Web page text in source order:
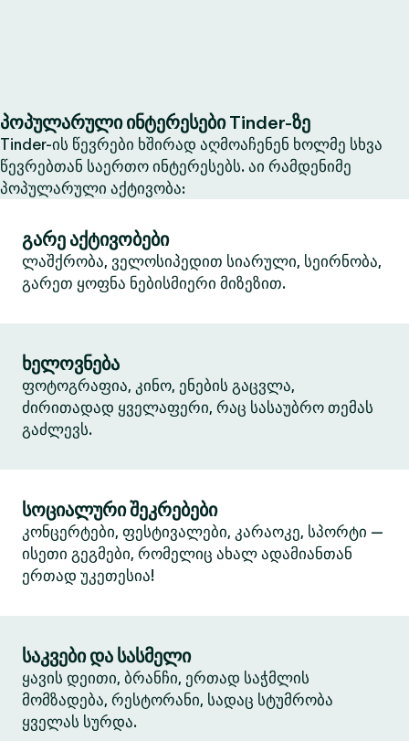
პოპულარული ინტერესები Tinder-ზე
Tinder-ის წევრები ხშირად აღმოაჩენენ ხოლმე სხვა
წევრებთან საერთო ინტერესებს. აი რამდენიმე
პოპულარული აქტივობა:
გარე აქტივობები
ლაშქრობა, ველოსიპედით სიარული, სეირნობა,
გარეთ ყოფნა ნებისმიერი მიზეზით.
ხელოვნება
ფოტოგრაფია, კინო, ენების გაცვლა,
ძირითადად ყველაფერი, რაც სასაუბრო თემას
გაძლევს.
სოციალური შეკრებები
კონცერტები, ფესტივალები, კარაოკე, სპორტი —
ისეთი გეგმები, რომელიც ახალ ადამიანთან
ერთად უკეთესია!
საკვები და სასმელი
ყავის დეითი, ბრანჩი, ერთად საჭმლის
მომზადება, რესტორანი, სადაც სტუმრობა
ყველას სურდა.